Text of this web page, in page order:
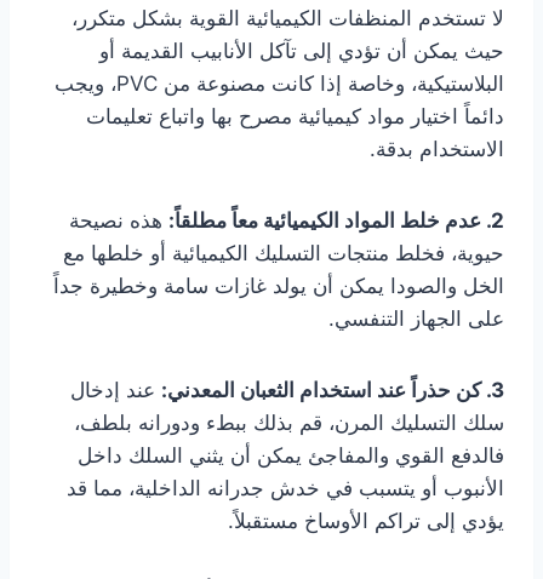
لا تستخدم المنظفات الكيميائية القوية بشكل متكرر،
حيث يمكن أن تؤدي إلى تآكل الأنابيب القديمة أو
البلاستيكية، وخاصة إذا كانت مصنوعة من PVC، ويجب
دائماً اختيار مواد كيميائية مصرح بها واتباع تعليمات
الاستخدام بدقة.
2. عدم خلط المواد الكيميائية معاً مطلقاً:
هذه نصيحة
حيوية، فخلط منتجات التسليك الكيميائية أو خلطها مع
الخل والصودا يمكن أن يولد غازات سامة وخطيرة جداً
على الجهاز التنفسي.
3. كن حذراً عند استخدام الثعبان المعدني:
عند إدخال
سلك التسليك المرن، قم بذلك ببطء ودورانه بلطف،
فالدفع القوي والمفاجئ يمكن أن يثني السلك داخل
الأنبوب أو يتسبب في خدش جدرانه الداخلية، مما قد
يؤدي إلى تراكم الأوساخ مستقبلاً.